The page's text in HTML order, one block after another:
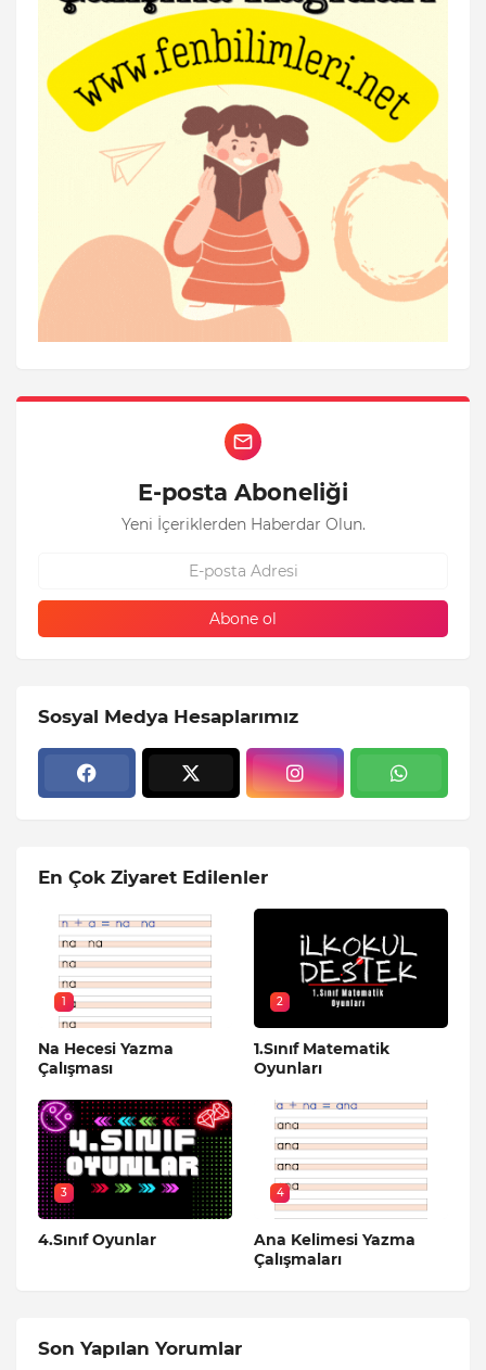
E-posta Aboneliği
Yeni İçeriklerden Haberdar Olun.
Sosyal Medya Hesaplarımız
En Çok Ziyaret Edilenler
1
Na Hecesi Yazma
Çalışması
2
1.Sınıf Matematik
Oyunları
3
4.Sınıf Oyunlar
4
Ana Kelimesi Yazma
Çalışmaları
Son Yapılan Yorumlar